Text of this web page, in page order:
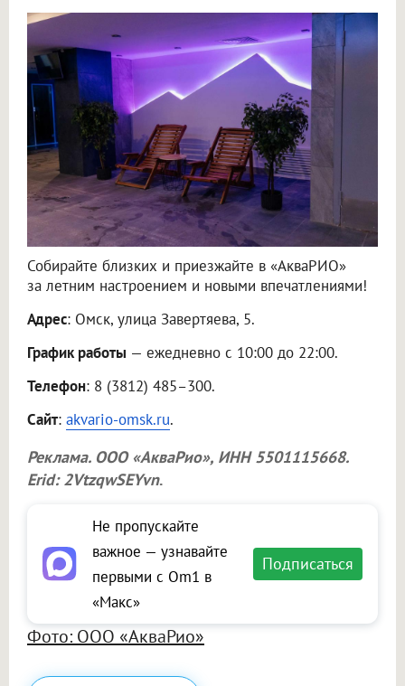
Собирайте близких и приезжайте в «АкваРИО»
за летним настроением и новыми впечатлениями!
Адрес: Омск, улица Завертяева, 5.
График работы — ежедневно с 10:00 до 22:00.
Телефон: 8 (3812) 485–300.
Сайт: akvario-omsk.ru.
Реклама. ООО «АкваРио», ИНН 5501115668.
Erid: 2VtzqwSEYvn.
Не пропускайте
важное — узнавайте
первыми с Om1 в
«Макс»
Подписаться
Фото: ООО «АкваРио»